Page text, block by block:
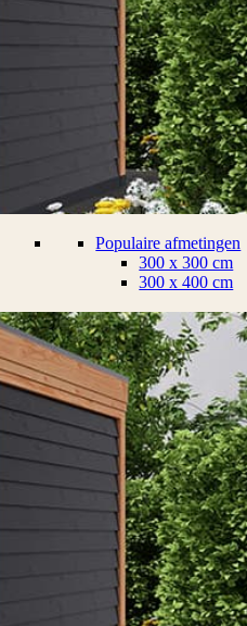
Populaire afmetingen
300 x 300 cm
300 x 400 cm